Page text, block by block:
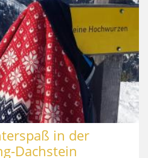
in der
Dachstein